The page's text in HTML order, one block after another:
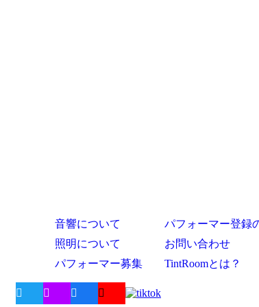
音響について
照明について
パフォーマー募集
パフォーマー登録
お問い合わせ
TintRoomとは？